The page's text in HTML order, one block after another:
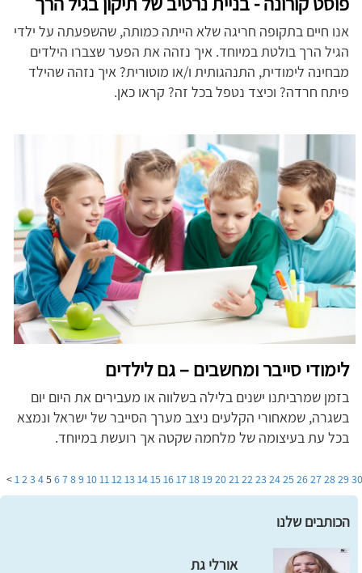
אנו חיים בתקופה חריגה שלא הייתה כמותה, שהשפעתה על ילדי
הגיל הרך בולטת במיוחד. איך נזהה את הפער שצברו הילדים
מבחינה לימודית, התנהגותית ו/או מוטורית? איך נזהה שהילד
פיתח חרדה? וכיצד נטפל בכל זה? קראו כאן.
לימודי סייבר ומחשבים – גם לילדים
בזמן שמרביתנו ישנים בלילה בשלווה או מעבירים את היום יום
בשגרה, שמאחורי הקלעים ניצב מערך הסייבר של ישראל ונמצא
בכל עת בעיצומה של מלחמה שקטה אך רועשת במיוחד.
123456789101112131415161718192021222324252627282930
>
הכותבים שלנו
אורלי גת